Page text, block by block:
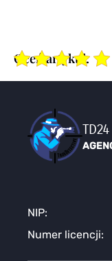
NIP:
Numer licencji: